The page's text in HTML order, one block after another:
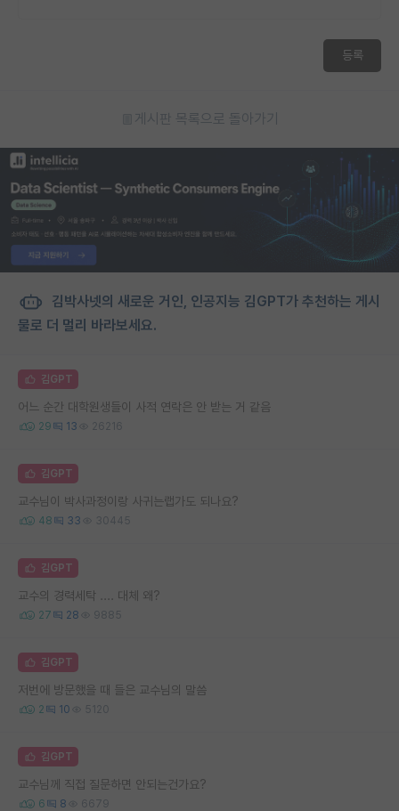
등록
게시판 목록으로 돌아가기
김박사넷의 새로운 거인, 인공지능 김GPT가 추천하는 게시
물로 더 멀리 바라보세요.
김GPT
어느 순간 대학원생들이 사적 연락은 안 받는 거 같음
29 13 26216
김GPT
교수님이 박사과정이랑 사귀는랩가도 되나요?
48 33 30445
김GPT
교수의 경력세탁 .... 대체 왜?
27 28 9885
김GPT
저번에 방문했을 때 들은 교수님의 말씀
2 10 5120
김GPT
교수님께 직접 질문하면 안되는건가요?
6 8 6679